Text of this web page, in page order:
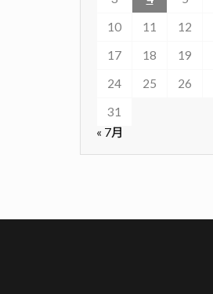
10
11 12
17
18 19
24
25 26
31
« 7月